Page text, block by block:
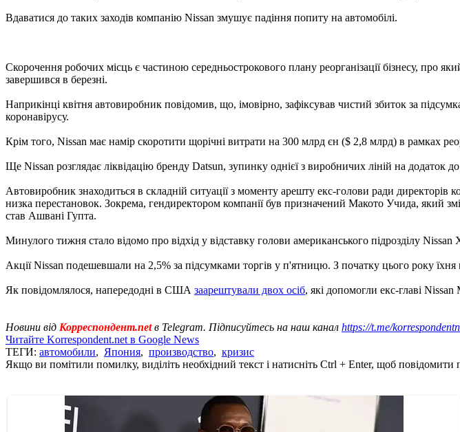
Вдаватися до таких заходів компанію Nissan змушує падіння попиту на автомобілі.
Скорочення робочих місць є частиною середньострокового плану реорганізації бізнесу, про
завершився в березні.
Наприкінці квітня автовиробник повідомив, що, імовірно, зафіксував чистий збиток за
коронавірусу.
Крім того, Nissan має намір скоротити щорічні витрати на 300 млрд єн ($ 2,8 млрд) в рамках
Ще Nissan розглядає ліквідацію бренду Datsun, зупинку однієї з виробничих ліній на додаток
Автовиробник знаходиться в складній ситуації з моменту арешту екс-голови ради директорів
низка перестановок. Зокрема, гендиректором компанії був призначений Макото Учида, який
став Ашвані Гупта.
Минулого тижня стало відомо про відхід у відставку голови американського підрозділу Nissan
Акції Nissan подешевшали на 2,5% за підсумками торгів у п'ятницю. З початку цього року їхня
Як повідомлялося, напередодні в США заарештували двох осіб, які допомогли екс-главі
Новини від Корреспондент.netв Telegram. Підписуйтесь на наш канал https://t.me/
Читайте Korrespondent.net в Google News
ТЕГИ: автомобили, Япония, производство, кризис
Якщо ви помітили помилку, виділіть необхідний текст і натисніть Ctrl + Enter, щоб повідомити